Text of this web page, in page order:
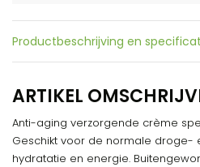
Productbeschrijving en
ARTIKEL
Anti-aging verzorgende crème
Geschikt voor de normale droge-
hydratatie en energie.